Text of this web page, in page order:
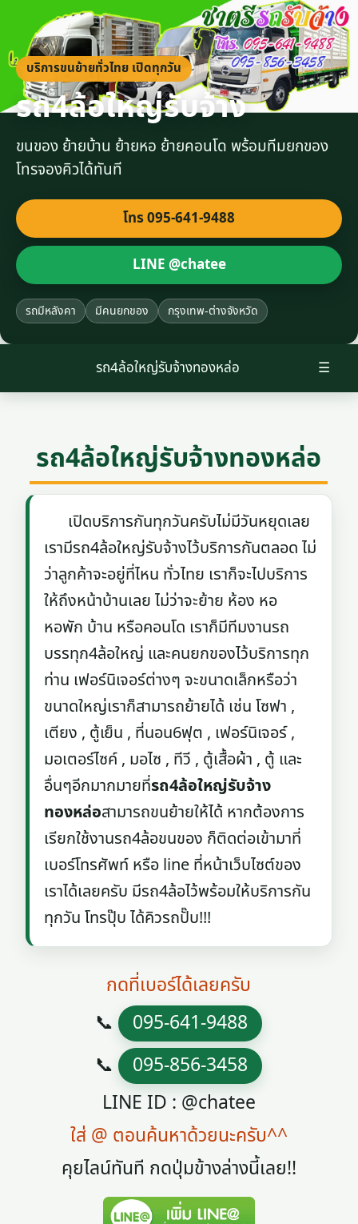
บริการขนย้ายทั่วไทย เปิดทุกวัน
รถ4ล้อใหญ่รับจ้าง
ขนของ ย้ายบ้าน ย้ายหอ ย้ายคอนโด พร้อมทีมยกของ
โทรจองคิวได้ทันที
โทร 095-641-9488
LINE @chatee
รถมีหลังคา มีคนยกของ กรุงเทพ-ต่างจังหวัด
☰
รถ4ล้อใหญ่รับจ้างทองหล่อ
รถ4ล้อใหญ่รับจ้างทองหล่อ
เปิดบริการกันทุกวันครับไม่มีวันหยุดเลย
เรามีรถ4ล้อใหญ่รับจ้างไว้บริการกันตลอด ไม่
ว่าลูกค้าจะอยู่ที่ไหน ทั่วไทย เราก็จะไปบริการ
ให้ถึงหน้าบ้านเลย ไม่ว่าจะย้าย ห้อง หอ
หอพัก บ้าน หรือคอนโด เราก็มีทีมงานรถ
บรรทุก4ล้อใหญ่ และคนยกของไว้บริการทุก
ท่าน เฟอร์นิเจอร์ต่างๆ จะขนาดเล็กหรือว่า
ขนาดใหญ่เราก็สามารถย้ายได้ เช่น โซฟา ,
เตียง , ตู้เย็น , ที่นอน6ฟุต , เฟอร์นิเจอร์ ,
มอเตอร์ไซค์ , มอไซ , ทีวี , ตู้เสื้อผ้า , ตู้ และ
อื่นๆอีกมากมายที่รถ4ล้อใหญ่รับจ้าง
ทองหล่อสามารถขนย้ายให้ได้ หากต้องการ
เรียกใช้งานรถ4ล้อขนของ ก็ติดต่อเข้ามาที่
เบอร์โทรศัพท์ หรือ line ที่หน้าเว็บไซต์ของ
เราได้เลยครับ มีรถ4ล้อไว้พร้อมให้บริการกัน
ทุกวัน โทรปุ๊บ ได้คิวรถปั๊บ!!!
กดที่เบอร์ได้เลยครับ
📞 095-641-9488
📞 095-856-3458
LINE ID : @chatee
ใส่ @ ตอนค้นหาด้วยนะครับ^^
คุยไลน์ทันที กดปุ่มข้างล่างนี้เลย!!